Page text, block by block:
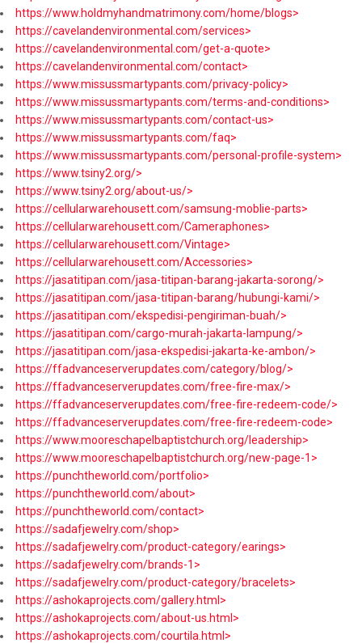
https://www.holdmyhandmatrimony.com/home/blogs>
https://cavelandenvironmental.com/services>
https://cavelandenvironmental.com/get-a-quote>
https://cavelandenvironmental.com/contact>
https://www.missussmartypants.com/privacy-policy>
https://www.missussmartypants.com/terms-and-conditions>
https://www.missussmartypants.com/contact-us>
https://www.missussmartypants.com/faq>
https://www.missussmartypants.com/personal-profile-system>
https://www.tsiny2.org/>
https://www.tsiny2.org/about-us/>
https://cellularwarehousett.com/samsung-moblie-parts>
https://cellularwarehousett.com/Cameraphones>
https://cellularwarehousett.com/Vintage>
https://cellularwarehousett.com/Accessories>
https://jasatitipan.com/jasa-titipan-barang-jakarta-sorong/>
https://jasatitipan.com/jasa-titipan-barang/hubungi-kami/>
https://jasatitipan.com/ekspedisi-pengiriman-buah/>
https://jasatitipan.com/cargo-murah-jakarta-lampung/>
https://jasatitipan.com/jasa-ekspedisi-jakarta-ke-ambon/>
https://ffadvanceserverupdates.com/category/blog/>
https://ffadvanceserverupdates.com/free-fire-max/>
https://ffadvanceserverupdates.com/free-fire-redeem-code/>
https://ffadvanceserverupdates.com/free-fire-redeem-code>
https://www.mooreschapelbaptistchurch.org/leadership>
https://www.mooreschapelbaptistchurch.org/new-page-1>
https://punchtheworld.com/portfolio>
https://punchtheworld.com/about>
https://punchtheworld.com/contact>
https://sadafjewelry.com/shop>
https://sadafjewelry.com/product-category/earings>
https://sadafjewelry.com/brands-1>
https://sadafjewelry.com/product-category/bracelets>
https://ashokaprojects.com/gallery.html>
https://ashokaprojects.com/about-us.html>
https://ashokaprojects.com/courtila.html>